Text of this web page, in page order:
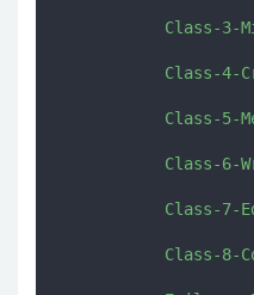
Class-3-
Class-4-
Class-5-
Class-6-
Class-7-
Class-8-